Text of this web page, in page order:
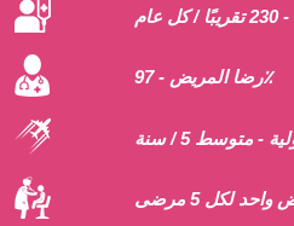
رضا المريض - 97٪
- متوسط 5 / سنة